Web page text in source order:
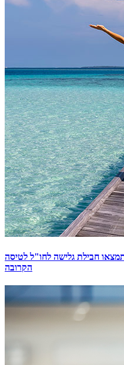
חבילת גלישה לחו"ל לטיסה
הקרובה